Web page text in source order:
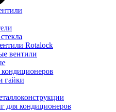
Rotalock
вентили
гайки
для кондиционеров